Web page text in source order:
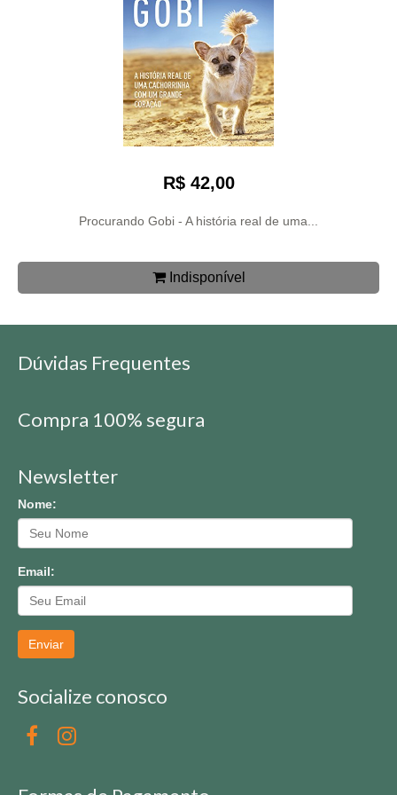
R$ 42,00
Procurando Gobi - A história real de uma...
Indisponível
Dúvidas Frequentes
Compra 100% segura
Newsletter
Nome:
Email:
Enviar
Socialize conosco